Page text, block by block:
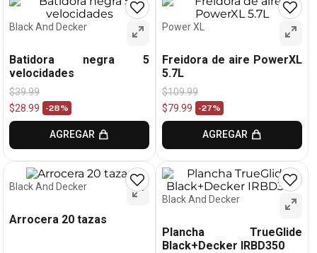
Black And Decker
Batidora negra 5
velocidades
$39.99
$28 99 -28%
AGREGAR
Power XL
Freidora de aire PowerXL
5.7L
$109.99
$79 99 -27%
AGREGAR
Black And Decker
Arrocera 20 tazas
Black And Decker
Plancha TrueGlide
Black+Decker IRBD350